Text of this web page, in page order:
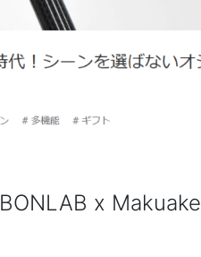
BONLAB x Makuake